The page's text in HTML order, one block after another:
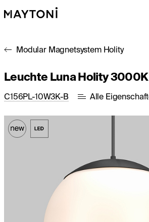
Modular Magnetsystem Holity
Leuchte Luna Holity 3000K
C156PL-10W3K-B Alle